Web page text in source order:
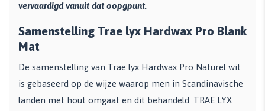
vervaardigd vanuit dat oopgpunt.
Samenstelling Trae lyx Hardwax Pro Blank
Mat
De samenstelling van Trae lyx Hardwax Pro Naturel wit
is gebaseerd op de wijze waarop men in Scandinavische
landen met hout omgaat en dit behandeld. TRAE LYX